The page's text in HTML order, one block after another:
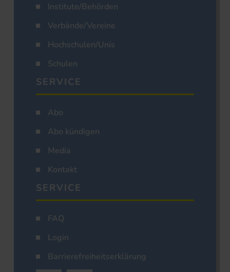
Institute/Behörden
Verbände/Vereine
Hochschulen/Unis
Schulen
SERVICE
Abo
Abo kündigen
Media
Kontakt
SERVICE
FAQ
Login
Barrierefreiheitserklärung